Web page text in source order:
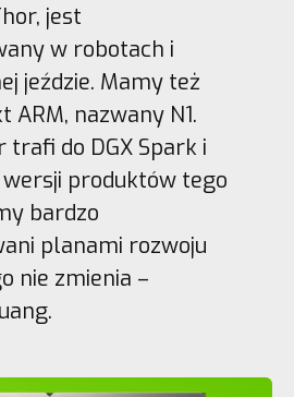
jest
w robotach i
jeździe. Mamy też
ARM, nazwany N1.
trafi do DGX Spark i
produktów tego
bardzo
planami rozwoju
nie zmienia –